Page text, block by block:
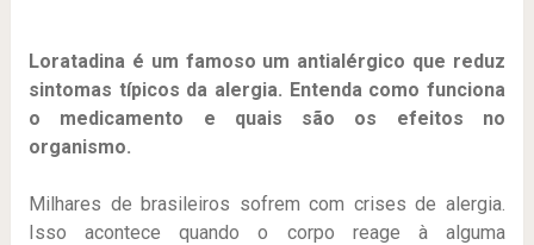
Loratadina é um famoso um antialérgico que reduz
sintomas típicos da alergia. Entenda como funciona
o medicamento e quais são os efeitos no
organismo.
Milhares de brasileiros sofrem com crises de alergia.
Isso acontece quando o corpo reage à alguma